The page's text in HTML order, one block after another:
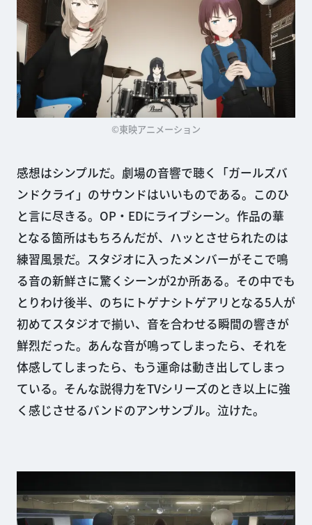
©東映アニメーション
感想はシンプルだ。劇場の音響で聴く「ガールズバ
ンドクライ」のサウンドはいいものである。このひ
と言に尽きる。OP・EDにライブシーン。作品の華
となる箇所はもちろんだが、ハッとさせられたのは
練習風景だ。スタジオに入ったメンバーがそこで鳴
る音の新鮮さに驚くシーンが2か所ある。その中でも
とりわけ後半、のちにトゲナシトゲアリとなる5人が
初めてスタジオで揃い、音を合わせる瞬間の響きが
鮮烈だった。あんな音が鳴ってしまったら、それを
体感してしまったら、もう運命は動き出してしまっ
ている。そんな説得力をTVシリーズのとき以上に強
く感じさせるバンドのアンサンブル。泣けた。